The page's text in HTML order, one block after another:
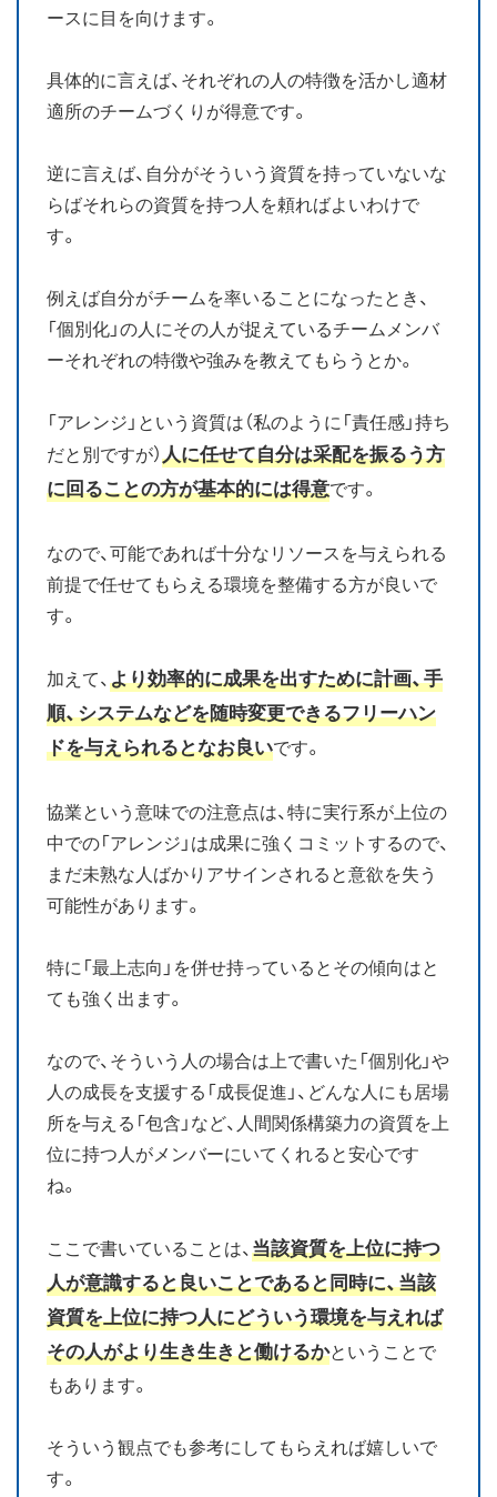
ースに目を向けます。
具体的に言えば、それぞれの人の特徴を活かし適材
適所のチームづくりが得意です。
逆に言えば、自分がそういう資質を持っていないな
らばそれらの資質を持つ人を頼ればよいわけで
す。
例えば自分がチームを率いることになったとき、
「個別化」の人にその人が捉えているチームメンバ
ーそれぞれの特徴や強みを教えてもらうとか。
「アレンジ」という資質は（私のように「責任感」持ち
だと別ですが）人に任せて自分は采配を振るう方
に回ることの方が基本的には得意です。
なので、可能であれば十分なリソースを与えられる
前提で任せてもらえる環境を整備する方が良いで
す。
加えて、より効率的に成果を出すために計画、手
順、システムなどを随時変更できるフリーハン
ドを与えられるとなお良いです。
協業という意味での注意点は、特に実行系が上位の
中での「アレンジ」は成果に強くコミットするので、
まだ未熟な人ばかりアサインされると意欲を失う
可能性があります。
特に「最上志向」を併せ持っているとその傾向はと
ても強く出ます。
なので、そういう人の場合は上で書いた「個別化」や
人の成長を支援する「成長促進」、どんな人にも居場
所を与える「包含」など、人間関係構築力の資質を上
位に持つ人がメンバーにいてくれると安心です
ね。
ここで書いていることは、当該資質を上位に持つ
人が意識すると良いことであると同時に、当該
資質を上位に持つ人にどういう環境を与えれば
その人がより生き生きと働けるかということで
もあります。
そういう観点でも参考にしてもらえれば嬉しいで
す。